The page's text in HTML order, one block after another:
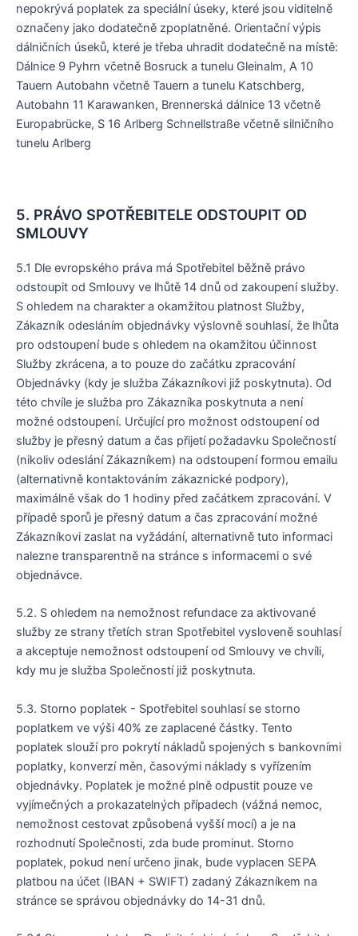
nepokrývá poplatek za speciální úseky, které jsou viditelně
označeny jako dodatečně zpoplatněné. Orientační výpis
dálničních úseků, které je třeba uhradit dodatečně na místě:
Dálnice 9 Pyhrn včetně Bosruck a tunelu Gleinalm, A 10
Tauern Autobahn včetně Tauern a tunelu Katschberg,
Autobahn 11 Karawanken, Brennerská dálnice 13 včetně
Europabrücke, S 16 Arlberg Schnellstraße včetně silničního
tunelu Arlberg
5. PRÁVO SPOTŘEBITELE ODSTOUPIT OD
SMLOUVY
5.1 Dle evropského práva má Spotřebitel běžně právo
odstoupit od Smlouvy ve lhůtě 14 dnů od zakoupení služby.
S ohledem na charakter a okamžitou platnost Služby,
Zákazník odesláním objednávky výslovně souhlasí, že lhůta
pro odstoupení bude s ohledem na okamžitou účinnost
Služby zkrácena, a to pouze do začátku zpracování
Objednávky (kdy je služba Zákazníkovi již poskytnuta). Od
této chvíle je služba pro Zákazníka poskytnuta a není
možné odstoupení. Určující pro možnost odstoupení od
služby je přesný datum a čas přijetí požadavku Společností
(nikoliv odeslání Zákazníkem) na odstoupení formou emailu
(alternativně kontaktováním zákaznické podpory),
maximálně však do 1 hodiny před začátkem zpracování. V
případě sporů je přesný datum a čas zpracování možné
Zákazníkovi zaslat na vyžádání, alternativně tuto informaci
nalezne transparentně na stránce s informacemi o své
objednávce.
5.2. S ohledem na nemožnost refundace za aktivované
služby ze strany třetích stran Spotřebitel vysloveně souhlasí
a akceptuje nemožnost odstoupení od Smlouvy ve chvíli,
kdy mu je služba Společností již poskytnuta.
5.3. Storno poplatek - Spotřebitel souhlasí se storno
poplatkem ve výši 40% ze zaplacené částky. Tento
poplatek slouží pro pokrytí nákladů spojených s bankovními
poplatky, konverzí měn, časovými náklady s vyřízením
objednávky. Poplatek je možné plně odpustit pouze ve
vyjímečných a prokazatelných případech (vážná nemoc,
nemožnost cestovat způsobená vyšší mocí) a je na
rozhodnutí Společnosti, zda bude prominut. Storno
poplatek, pokud není určeno jinak, bude vyplacen SEPA
platbou na účet (IBAN + SWIFT) zadaný Zákazníkem na
stránce se správou objednávky do 14-31 dnů.